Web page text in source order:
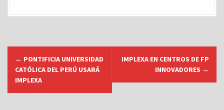
e
← PONTIFICIA UNIVERSIDAD
CATÓLICA DEL PERÚ USARÁ
IMPLEXA
IMPLEXA EN CENTROS DE FP
INNOVADORES →